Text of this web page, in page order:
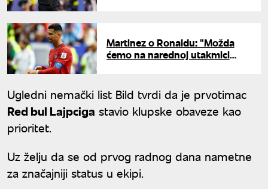
Martinez o Ronaldu: "Možda
ćemo na narednoj utakmici
Ugledni nemački list Bild tvrdi da je prvotimac
Red bul Lajpciga stavio klupske obaveze kao
prioritet.
Uz želju da se od prvog radnog dana nametne
za značajniji status u ekipi.